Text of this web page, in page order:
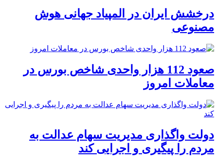
درخشش ایران در المپیاد جهانی هوش
مصنوعی
صعود 112 هزار واحدی شاخص بورس در
معاملات امروز
دولت واگذاری مدیریت سهام عدالت به
مردم را پیگیری و اجرایی کند